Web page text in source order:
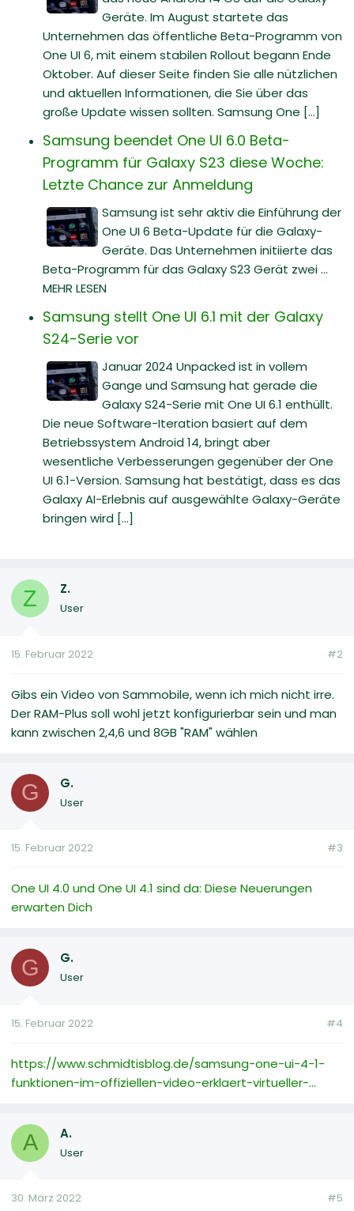
Geräte. Im August startete das
Unternehmen das öffentliche Beta-Programm von
One UI 6, mit einem stabilen Rollout begann Ende
Oktober. Auf dieser Seite finden Sie alle nützlichen
und aktuellen Informationen, die Sie über das
große Update wissen sollten. Samsung One [...]
Samsung beendet One UI 6.0 Beta-
Programm für Galaxy S23 diese Woche:
Letzte Chance zur Anmeldung
Samsung ist sehr aktiv die Einführung der
One UI 6 Beta-Update für die Galaxy-
Geräte. Das Unternehmen initiierte das
Beta-Programm für das Galaxy S23 Gerät zwei ...
MEHR LESEN
Samsung stellt One UI 6.1 mit der Galaxy
S24-Serie vor
Januar 2024 Unpacked ist in vollem
Gange und Samsung hat gerade die
Galaxy S24-Serie mit One UI 6.1 enthüllt.
Die neue Software-Iteration basiert auf dem
Betriebssystem Android 14, bringt aber
wesentliche Verbesserungen gegenüber der One
UI 6.1-Version. Samsung hat bestätigt, dass es das
Galaxy AI-Erlebnis auf ausgewählte Galaxy-Geräte
bringen wird [...]
Z Z.
User
15. Februar 2022 #2
Gibs ein Video von Sammobile, wenn ich mich nicht irre.
Der RAM-Plus soll wohl jetzt konfigurierbar sein und man
kann zwischen 2,4,6 und 8GB "RAM" wählen
G G.
User
15. Februar 2022 #3
One UI 4.0 und One UI 4.1 sind da: Diese Neuerungen
erwarten Dich
G G.
User
15. Februar 2022 #4
https://www.schmidtisblog.de/samsung-one-ui-4-1-
funktionen-im-offiziellen-video-erklaert-virtueller-...
A A.
User
30. März 2022 #5